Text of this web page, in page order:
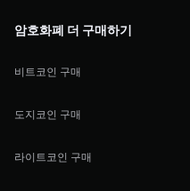
암호화폐 더 구매하기
비트코인 구매
도지코인 구매
라이트코인 구매